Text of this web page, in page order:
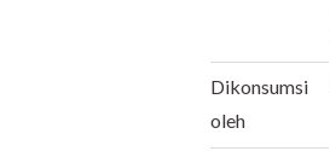
Dikonsumsi
oleh